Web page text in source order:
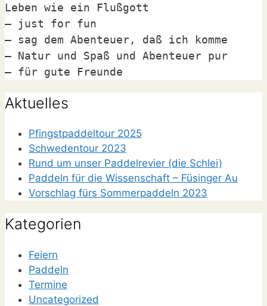
Leben wie ein Flußgott
– just for fun
– sag dem Abenteuer, daß ich komme
– Natur und Spaß und Abenteuer pur
– für gute Freunde
Aktuelles
Pfingstpaddeltour 2025
Schwedentour 2023
Rund um unser Paddelrevier (die Schlei)
Paddeln für die Wissenschaft – Füsinger Au
Vorschlag fürs Sommerpaddeln 2023
Kategorien
Feiern
Paddeln
Termine
Uncategorized